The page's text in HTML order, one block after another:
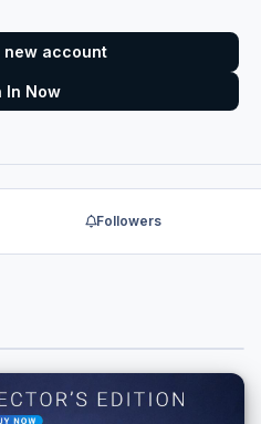
new account
In Now
Followers